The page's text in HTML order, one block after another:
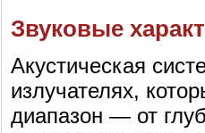
Звуковые
Акустическая
излучателях,
диапазон — от